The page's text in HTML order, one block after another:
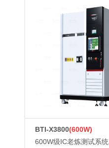
BTI-X3800(600W)
600W级IC老炼测试系统